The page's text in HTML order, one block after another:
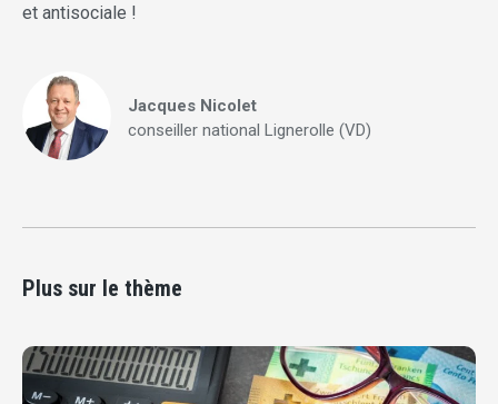
et antisociale !
Jacques Nicolet
conseiller national Lignerolle (VD)
Plus sur le thème